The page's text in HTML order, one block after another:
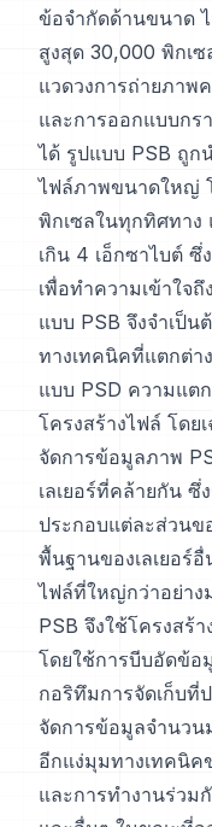
ข้อจำกัดด้านขนาด
สูงสุด 30,000 พิกเ
แวดวงการถ่ายภาพ
และการออกแบบกร
ได้ รูปแบบ PSB ถูก
ไฟล์ภาพขนาดใหญ่
พิกเซลในทุกทิศทาง
เกิน 4 เอ็กซาไบต์
เพื่อทำความเข้าใจ
แบบ PSB จึงจำเป็น
ทางเทคนิคที่แตกต่า
แบบ PSD ความแต
โครงสร้างไฟล์ โดย
จัดการข้อมูลภาพ
เลเยอร์ที่คล้ายกัน ซึ่
ประกอบแต่ละส่วนข
พื้นฐานของเลเยอร์
ไฟล์ที่ใหญ่กว่าอย่า
PSB จึงใช้โครงสร้
โดยใช้การบีบอัดข้
กอริทึมการจัดเก็บที่
จัดการข้อมูลจำนวน
อีกแง่มุมทางเทคนิค
และการทำงานร่วม